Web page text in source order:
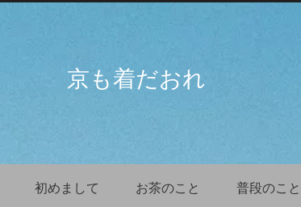
京も着だおれ
初めまして お茶のこと 普段のこと